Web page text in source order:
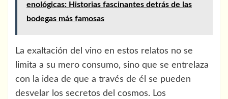
enológicas: Historias fascinantes detrás de las
bodegas más famosas
La exaltación del vino en estos relatos no se
limita a su mero consumo, sino que se entrelaza
con la idea de que a través de él se pueden
desvelar los secretos del cosmos. Los